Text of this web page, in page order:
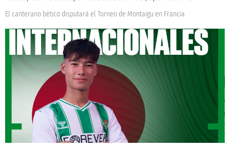
El canterano bético disputará el Torneo de Montaigu en Francia